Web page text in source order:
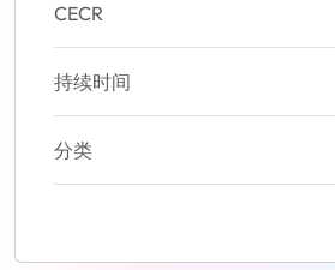
CECR
持续时间
分类